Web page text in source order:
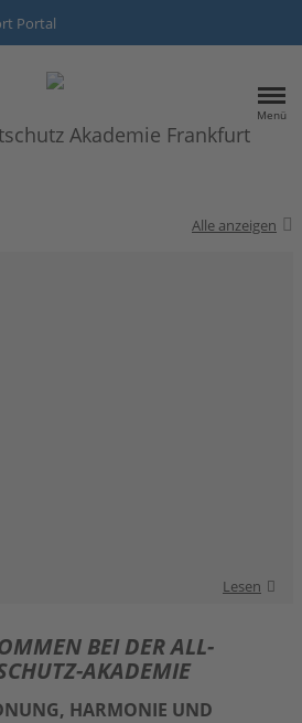
Portal
Menü
Akademie Frankfurt
Alle anzeigen
Lesen
BEI DER ALL-
AKADEMIE
HARMONIE UND